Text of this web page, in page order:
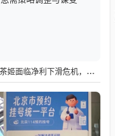
霸王茶姬面临净利下滑危机，急需策略调整与谋变